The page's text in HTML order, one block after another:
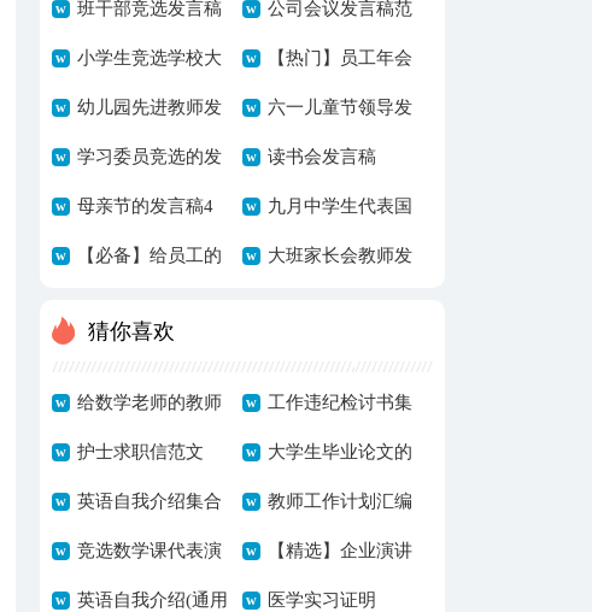
发言稿
班干部竞选发言稿
15篇
公司会议发言稿范
文
小学生竞选学校大
队委发言稿
【热门】员工年会
发言稿3篇
幼儿园先进教师发
言稿6篇
六一儿童节领导发
言稿7篇
学习委员竞选的发
言稿范文
读书会发言稿
母亲节的发言稿4
篇
九月中学生代表国
旗下发言稿
【必备】给员工的 大班家长会教师发
猜你喜欢
给数学老师的教师
节祝福语15篇
工作违纪检讨书集
锦15篇
护士求职信范文 大学生毕业论文的
致谢词
英语自我介绍集合
10篇
教师工作计划汇编
15篇
竞选数学课代表演
讲稿
【精选】企业演讲
稿模板七篇
英语自我介绍(通用 医学实习证明